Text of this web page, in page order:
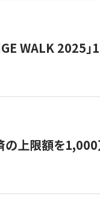
WALK 2025」
の上限額を